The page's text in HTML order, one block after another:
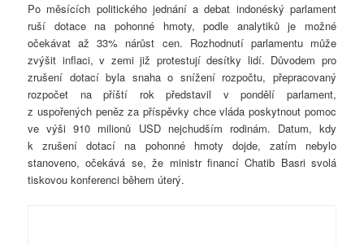
Po měsících politického jednání a debat indonéský parlament
ruší dotace na pohonné hmoty, podle analytiků je možné
očekávat až 33% nárůst cen. Rozhodnutí parlamentu může
zvýšit inflaci, v zemi již protestují desítky lidí. Důvodem pro
zrušení dotací byla snaha o snížení rozpočtu, přepracovaný
rozpočet na příští rok představil v pondělí parlament,
z uspořených peněz za příspěvky chce vláda poskytnout pomoc
ve výši 910 milionů USD nejchudším rodinám. Datum, kdy
k zrušení dotací na pohonné hmoty dojde, zatím nebylo
stanoveno, očekává se, že ministr financí Chatib Basri svolá
tiskovou konferenci během úterý.